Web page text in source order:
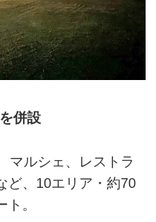
併設
マルシェ、レストラ
ど、10エリア・約70
。